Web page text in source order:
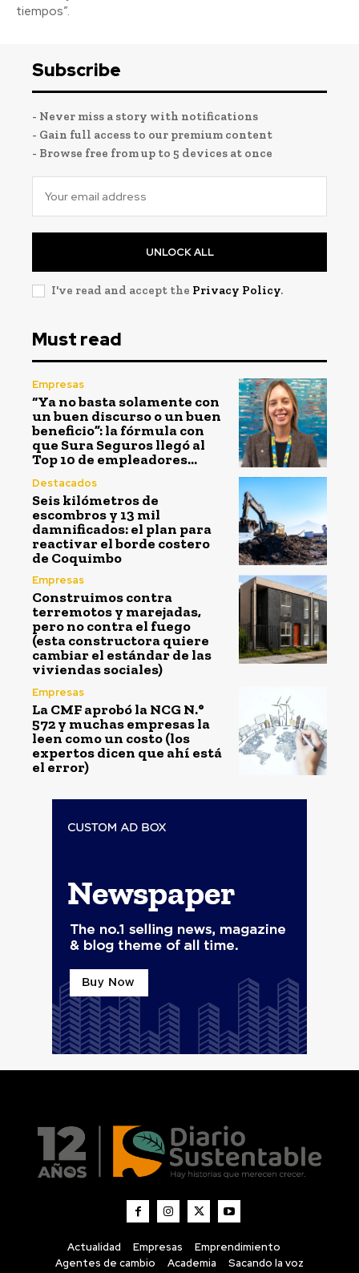
tiempos”.
Subscribe
- Never miss a story with notifications
- Gain full access to our premium content
- Browse free from up to 5 devices at once
UNLOCK ALL
I've read and accept the Privacy Policy.
Must read
Empresas
“Ya no basta solamente con
un buen discurso o un buen
beneficio”: la fórmula con
que Sura Seguros llegó al
Top 10 de empleadores...
Destacados
Seis kilómetros de
escombros y 13 mil
damnificados: el plan para
reactivar el borde costero
de Coquimbo
Empresas
Construimos contra
terremotos y marejadas,
pero no contra el fuego
(esta constructora quiere
cambiar el estándar de las
viviendas sociales)
Empresas
La CMF aprobó la NCG N.°
572 y muchas empresas la
leen como un costo (los
expertos dicen que ahí está
el error)
Actualidad Empresas
Emprendimiento
Agentes de cambio
Academia Sacando la voz